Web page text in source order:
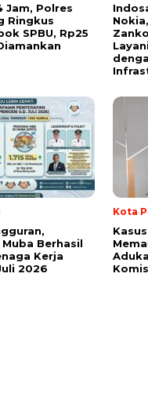
Jam, Polres
Ringkus
SPBU, Rp25
Berhasil
Kerja
2026
Kota